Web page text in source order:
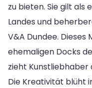
zu bieten. Sie gilt als
Landes und
V&A Dundee. Dieses
ehemaligen Docks
zieht Kunstliebhaber
Die Kreativität blüht